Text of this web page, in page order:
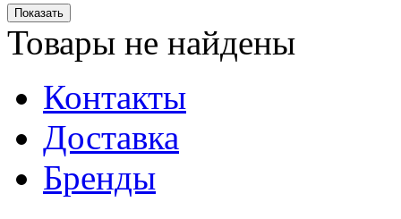
Товары не найдены
Контакты
Доставка
Бренды